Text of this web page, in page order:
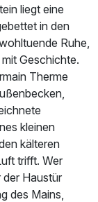
ab673,50 €
liegt eine
in den
Ruhe,
Geschichte.
Therme
kleinen
kälteren
trifft. Wer
Haustür
des Mains,